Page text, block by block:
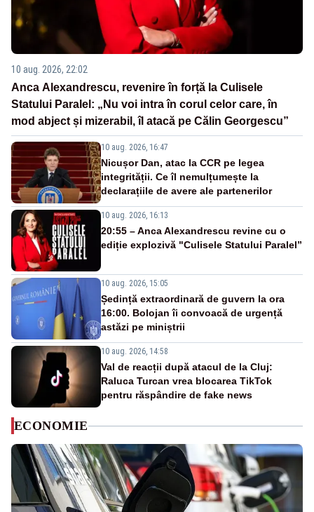
10 aug. 2026, 22:02
Anca Alexandrescu, revenire în forță la Culisele
Statului Paralel: „Nu voi intra în corul celor care, în
mod abject și mizerabil, îl atacă pe Călin Georgescu”
10 aug. 2026, 16:47
Nicușor Dan, atac la CCR pe legea
integrității. Ce îl nemulțumește la
declarațiile de avere ale partenerilor
10 aug. 2026, 16:13
20:55 – Anca Alexandrescu revine cu o
ediție explozivă "Culisele Statului Paralel”
10 aug. 2026, 15:05
Ședință extraordinară de guvern la ora
16:00. Bolojan îi convoacă de urgență
astăzi pe miniștrii
10 aug. 2026, 14:58
Val de reacții după atacul de la Cluj:
Raluca Turcan vrea blocarea TikTok
pentru răspândire de fake news
ECONOMIE